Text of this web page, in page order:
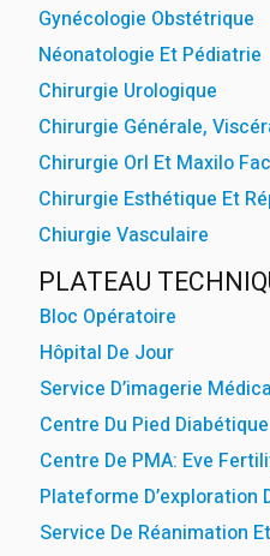
Gynécologie Obstétrique
Néonatologie Et Pédiatrie
Chirurgie Urologique
Chirurgie Générale,
Chirurgie Orl Et Maxilo
Chirurgie Esthétique Et
Chiurgie Vasculaire
PLATEAU
Bloc Opératoire
Hôpital De Jour
Service D’imagerie
Centre Du Pied Diabétique
Centre De PMA: Eve
Plateforme D’exploration
Service De Réanimation